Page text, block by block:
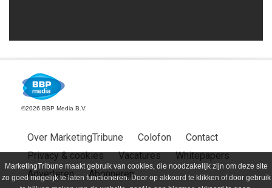
MarketingTribune maakt gebruik van cookies, die noodzakelijk zijn om deze site
zo goed mogelijk te laten functioneren. Door op akkoord te klikken of door gebruik
©2026 BBP Media B.V.
Over MarketingTribune Colofon
Contact
Privacy & cookies
Vacatures
Whitepapers
Adverteren
Abonneren